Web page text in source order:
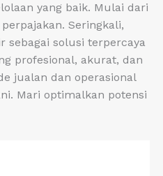
yang baik. Mulai dari
Seringkali,
sebagai solusi terpercaya
profesional, akurat, dan
jualan dan operasional
Mari optimalkan potensi